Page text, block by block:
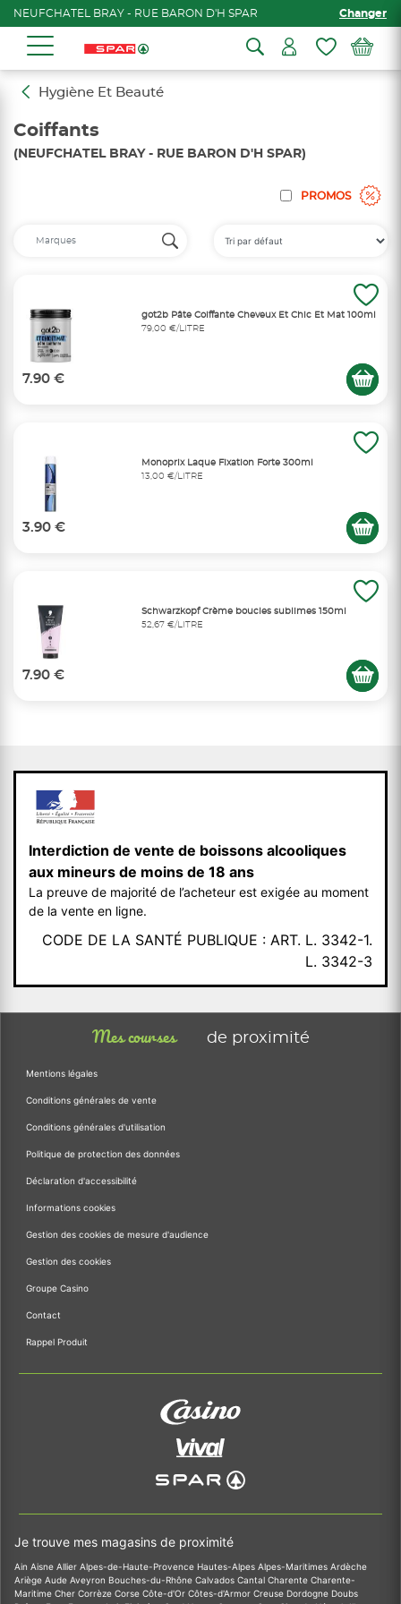
NEUFCHATEL BRAY - RUE BARON D'H SPAR Changer
Hygiène Et Beauté
Coiffants
(NEUFCHATEL BRAY - RUE BARON D'H SPAR)
PROMOS
got2b Pâte Coiffante Cheveux Et Chic Et Mat 100ml
79,00 €/LITRE
7.90 €
Monoprix Laque Fixation Forte 300ml
13,00 €/LITRE
3.90 €
Schwarzkopf Crème boucles sublimes 150ml
52,67 €/LITRE
7.90 €
Interdiction de vente de boissons alcooliques
aux mineurs de moins de 18 ans
La preuve de majorité de l’acheteur est exigée au moment
de la vente en ligne.
CODE DE LA SANTÉ PUBLIQUE : ART. L. 3342-1.
L. 3342-3
Mes courses de proximité
Mentions légales
Conditions générales de vente
Conditions générales d'utilisation
Politique de protection des données
Déclaration d'accessibilité
Informations cookies
Gestion des cookies de mesure d'audience
Gestion des cookies
Groupe Casino
Contact
Rappel Produit
Je trouve mes magasins de proximité
Ain Aisne Allier Alpes-de-Haute-Provence Hautes-Alpes Alpes-Maritimes Ardèche
Ariège Aude Aveyron Bouches-du-Rhône Calvados Cantal Charente Charente-
Maritime Cher Corrèze Corse Côte-d'Or Côtes-d'Armor Creuse Dordogne Doubs